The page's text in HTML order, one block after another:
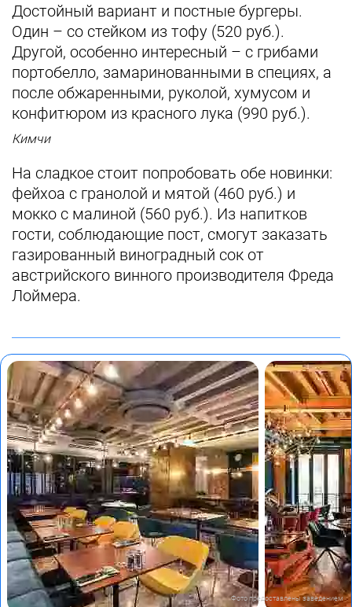
Достойный вариант и постные бургеры.
Один – со стейком из тофу (520 руб.).
Другой, особенно интересный – с грибами
портобелло, замаринованными в специях, а
после обжаренными, руколой, хумусом и
конфитюром из красного лука (990 руб.).
Кимчи
На сладкое стоит попробовать обе новинки:
фейхоа с гранолой и мятой (460 руб.) и
мокко с малиной (560 руб.). Из напитков
гости, соблюдающие пост, смогут заказать
газированный виноградный сок от
австрийского винного производителя Фреда
Лоймера.
Фото предоставлены заведением